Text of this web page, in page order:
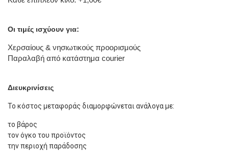
Οι τιμές ισχύουν για:
Χερσαίους & νησιωτικούς προορισμούς
Παραλαβή από κατάστημα courier
Διευκρινίσεις
Το κόστος μεταφοράς διαμορφώνεται ανάλογα με:
το βάρος
τον όγκο του προϊόντος
την περιοχή παράδοσης